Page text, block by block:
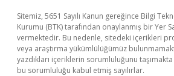
Sitemiz, 5651 Sayılı Kanun gereğince Bilgi
Kurumu (BTK) tarafından onaylanmış bir Yer
vermektedir. Bu nedenle, sitedeki içerikleri
veya araştırma yükümlülüğümüz
yazdıkları içeriklerin sorumluluğunu
bu sorumluluğu kabul etmiş sayılırlar.